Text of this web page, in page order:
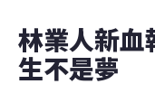
林業人新血
生不是夢